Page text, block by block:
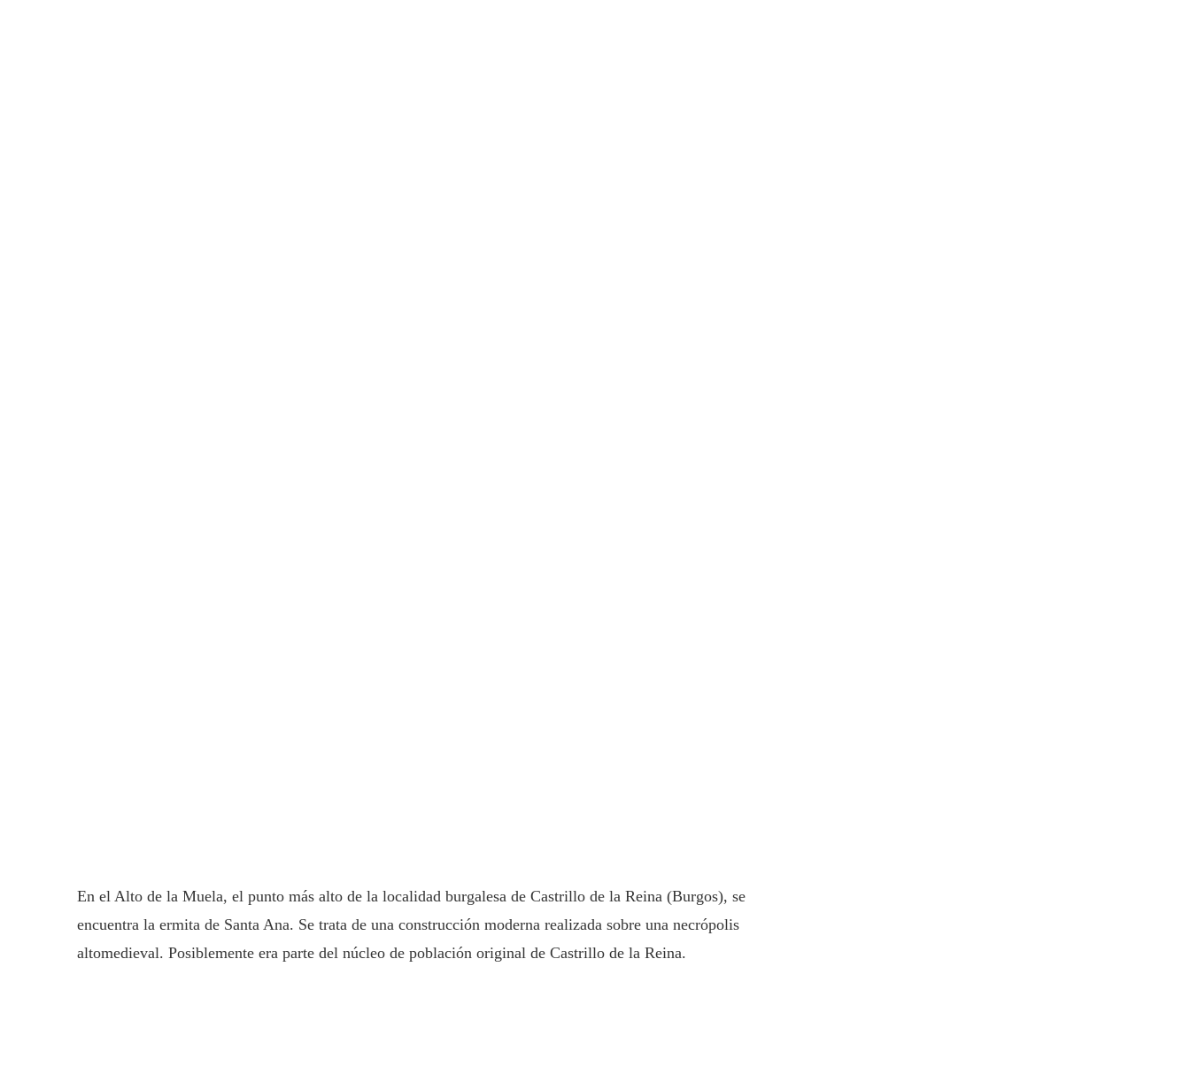
En el Alto de la Muela, el punto más alto de la localidad burgalesa de Castrillo de la Reina (Burgos), se
encuentra la ermita de Santa Ana. Se trata de una construcción moderna realizada sobre una necrópolis
altomedieval. Posiblemente era parte del núcleo de población original de Castrillo de la Reina.